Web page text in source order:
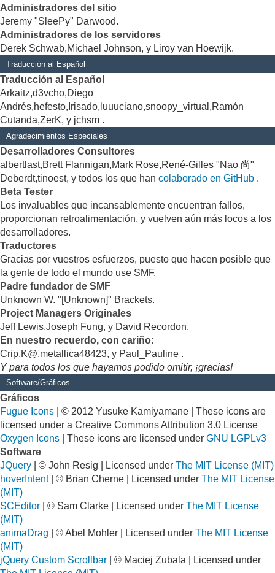
Administradores del sitio
Jeremy "SleePy" Darwood.
Administradores de los servidores
Derek Schwab,Michael Johnson, y Liroy van Hoewijk.
Traducción al Español
Traducción al Español
Arkaitz,d3vcho,Diego
Andrés,hefesto,Irisado,luuuciano,snoopy_virtual,Ramón
Cutanda,ZerK, y jchsm .
Agradecimientos Especiales
Desarrolladores Consultores
albertlast,Brett Flannigan,Mark Rose,René-Gilles "Nao 尚"
Deberdt,tinoest, y todos los que han colaborado en GitHub .
Beta Tester
Los invaluables que incansablemente encuentran fallos,
proporcionan retroalimentación, y vuelven aún más locos a los
desarrolladores.
Traductores
Gracias por vuestros esfuerzos, puesto que hacen posible que
la gente de todo el mundo use SMF.
Padre fundador de SMF
Unknown W. "[Unknown]" Brackets.
Project Managers Originales
Jeff Lewis,Joseph Fung, y David Recordon.
En nuestro recuerdo, con cariño:
Crip,K@,metallica48423, y Paul_Pauline .
Y para todos los que hayamos podido omitir, ¡gracias!
Software/Gráficos
Gráficos
Fugue Icons | © 2012 Yusuke Kamiyamane | These icons are
licensed under a Creative Commons Attribution 3.0 License
Oxygen Icons | These icons are licensed under GNU LGPLv3
Software
JQuery | © John Resig | Licensed under The MIT License (MIT)
hoverIntent| © Brian Cherne | Licensed under The MIT License
(MIT)
SCEditor | © Sam Clarke | Licensed under The MIT License
(MIT)
animaDrag | © Abel Mohler | Licensed under The MIT License
(MIT)
jQuery Custom Scrollbar | © Maciej Zubala | Licensed under